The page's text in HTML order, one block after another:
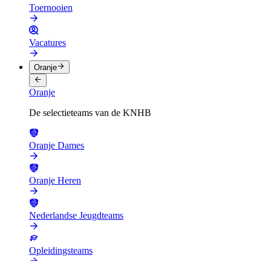
Toernooien
Vacatures
Oranje
Oranje
De selectieteams van de KNHB
Oranje Dames
Oranje Heren
Nederlandse Jeugdteams
Opleidingsteams